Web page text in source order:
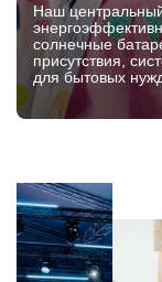
Наш
солнечные
присутствия,
для бытовых